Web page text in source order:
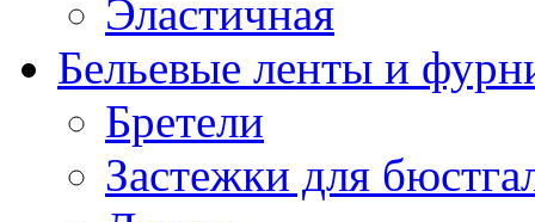
Эластичная
Бельевые ленты и
Бретели
Застежки для